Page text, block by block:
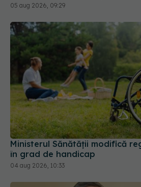
05 aug 2026, 09:29
Ministerul Sănătății modifică
în grad de handicap
04 aug 2026, 10:33